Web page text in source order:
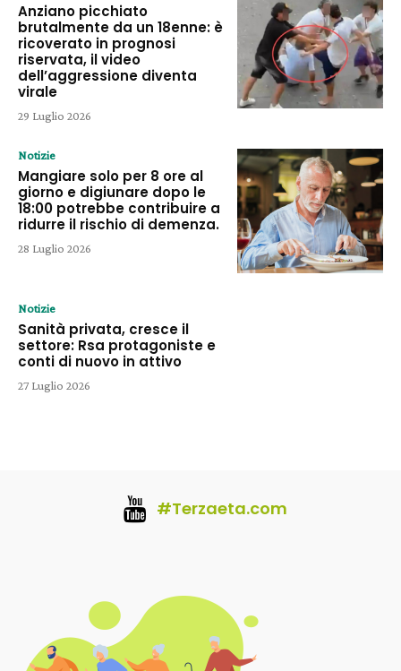
Anziano picchiato
brutalmente da un 18enne: è
ricoverato in prognosi
riservata, il video
dell’aggressione diventa
virale
29 Luglio 2026
Notizie
Mangiare solo per 8 ore al
giorno e digiunare dopo le
18:00 potrebbe contribuire a
ridurre il rischio di demenza.
28 Luglio 2026
Notizie
Sanità privata, cresce il
settore: Rsa protagoniste e
conti di nuovo in attivo
27 Luglio 2026
#Terzaeta.com